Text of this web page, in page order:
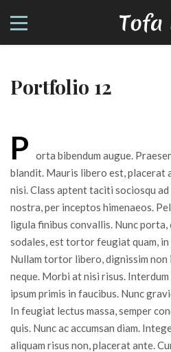
Portfolio 12
P
orta bibendum augue.
blandit. Mauris libero est, placerat
nisi. Class aptent taciti sociosqu
nostra, per inceptos himenaeos.
ligula finibus convallis. Nunc
sodales, est tortor feugiat quam,
Nullam tortor libero, dignissim
neque. Morbi at nisi risus.
ipsum primis in faucibus. Nunc
In feugiat lectus massa, semper
quis. Nunc ac accumsan diam.
aliquam risus non, placerat ante.